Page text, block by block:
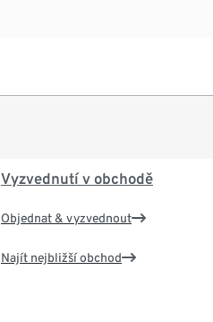
Vyzvednutí v obchodě
Objednat & vyzvednout
Najít nejbližší obchod